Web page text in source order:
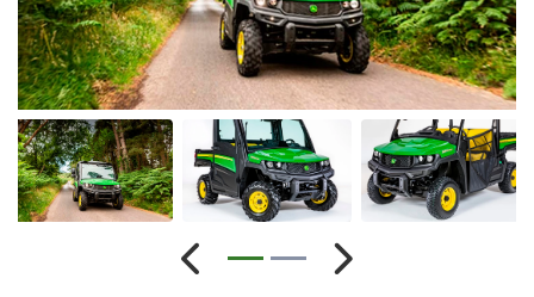
Anterior Próximo